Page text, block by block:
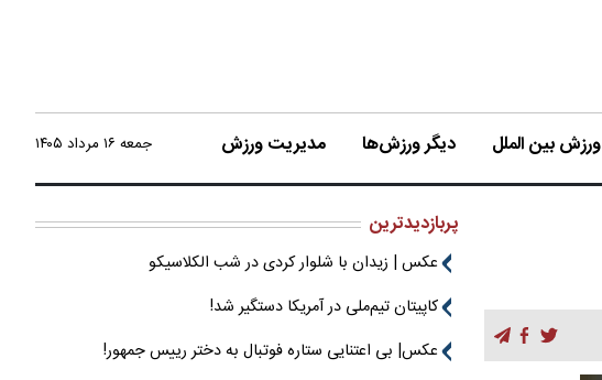
ورزش بین الملل دیگر ورزش‌ها مدیریت ورزش جمعه ۱۶ مرداد ۱۴۰۵
پربازدیدترین
عکس | زیدان با شلوار کردی در شب الکلاسیکو
کاپیتان تیم‌ملی در آمریکا دستگیر شد!
عکس| بی اعتنایی ستاره فوتبال به دختر رییس جمهور!